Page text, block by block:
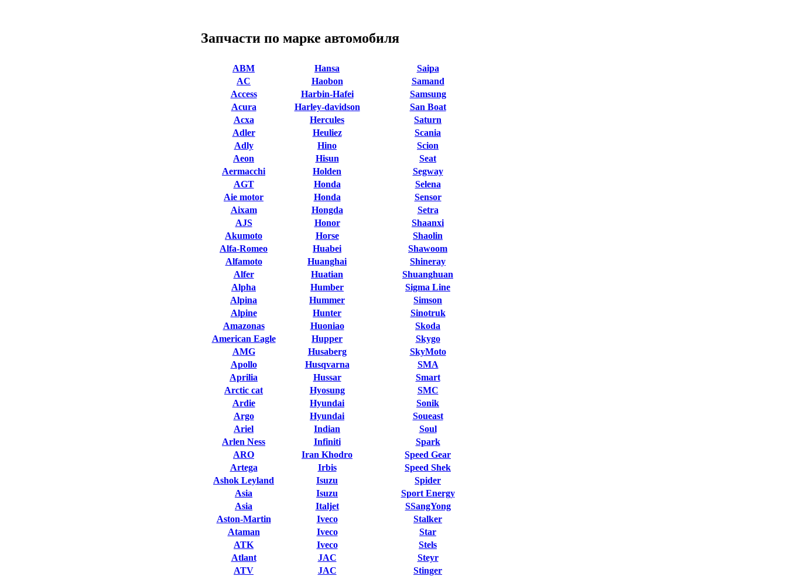
Запчасти по марке автомобиля
ABM
AC
Access
Acura
Acxa
Adler
Adly
Aeon
Aermacchi
AGT
Aie motor
Aixam
AJS
Akumoto
Alfa-Romeo
Alfamoto
Alfer
Alpha
Alpina
Alpine
Amazonas
American Eagle
AMG
Apollo
Aprilia
Arctic cat
Ardie
Argo
Ariel
Arlen Ness
ARO
Artega
Ashok Leyland
Asia
Asia
Aston-Martin
Ataman
ATK
Atlant
ATV
Hansa
Haobon
Harbin-Hafei
Harley-davidson
Hercules
Heuliez
Hino
Hisun
Holden
Honda
Honda
Hongda
Honor
Horse
Huabei
Huanghai
Huatian
Humber
Hummer
Hunter
Huoniao
Hupper
Husaberg
Husqvarna
Hussar
Hyosung
Hyundai
Hyundai
Indian
Infiniti
Iran Khodro
Irbis
Isuzu
Isuzu
Italjet
Iveco
Iveco
Iveco
JAC
JAC
Saipa
Samand
Samsung
San Boat
Saturn
Scania
Scion
Seat
Segway
Selena
Sensor
Setra
Shaanxi
Shaolin
Shawoom
Shineray
Shuanghuan
Sigma Line
Simson
Sinotruk
Skoda
Skygo
SkyMoto
SMA
Smart
SMC
Sonik
Soueast
Soul
Spark
Speed Gear
Speed Shek
Spider
Sport Energy
SSangYong
Stalker
Star
Stels
Steyr
Stinger